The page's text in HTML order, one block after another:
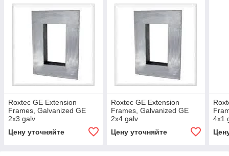
Roxtec GE Extension
Frames, Galvanized GE
2x3 galv
Цену уточняйте
Roxtec GE Extension
Frames, Galvanized GE
2x4 galv
Цену уточняйте
4x1